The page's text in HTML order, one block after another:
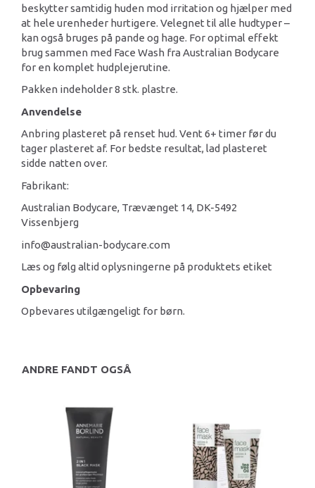
beskytter samtidig huden mod irritation og hjælper med
at hele urenheder hurtigere. Velegnet til alle hudtyper –
kan også bruges på pande og hage. For optimal effekt
brug sammen med Face Wash fra Australian Bodycare
for en komplet hudplejerutine.
Pakken indeholder 8 stk. plastre.
Anvendelse
Anbring plasteret på renset hud. Vent 6+ timer før du
tager plasteret af. For bedste resultat, lad plasteret
sidde natten over.
Fabrikant:
Australian Bodycare, Trævænget 14, DK-5492
Vissenbjerg
info@australian-bodycare.com
Læs og følg altid oplysningerne på produktets etiket
Opbevaring
Opbevares utilgængeligt for børn.
ANDRE FANDT OGSÅ